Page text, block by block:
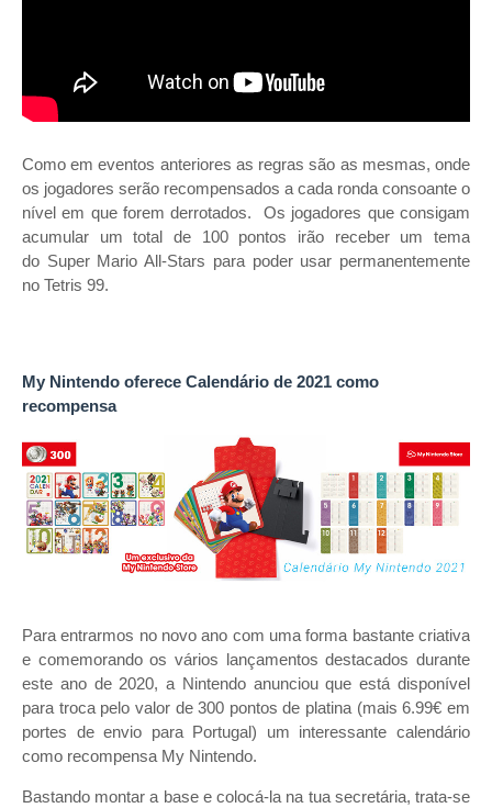
Como em eventos anteriores as regras são as mesmas, onde
os jogadores serão recompensados a cada ronda consoante o
nível em que forem derrotados. Os jogadores que consigam
acumular um total de 100 pontos irão receber um tema
do Super Mario All-Stars para poder usar permanentemente
no Tetris 99.
My Nintendo oferece Calendário de 2021 como
recompensa
Para entrarmos no novo ano com uma forma bastante criativa
e comemorando os vários lançamentos destacados durante
este ano de 2020, a Nintendo anunciou que está disponível
para troca pelo valor de 300 pontos de platina (mais 6.99€ em
portes de envio para Portugal) um interessante calendário
como recompensa My Nintendo.
Bastando montar a base e colocá-la na tua secretária, trata-se